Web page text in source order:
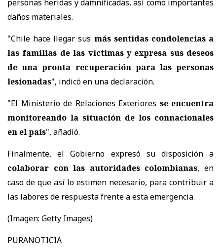
personas heridas y damnificadas, así como importantes
daños materiales.
"Chile hace llegar sus más sentidas condolencias a
las familias de las víctimas y expresa sus deseos
de una pronta recuperación para las personas
lesionadas", indicó en una declaración.
"El Ministerio de Relaciones Exteriores se encuentra
monitoreando la situación de los connacionales
en el país", añadió.
Finalmente, el Gobierno expresó su disposición a
colaborar con las autoridades colombianas, en
caso de que así lo estimen necesario, para contribuir a
las labores de respuesta frente a esta emergencia.
(Imagen: Getty Images)
PURANOTICIA